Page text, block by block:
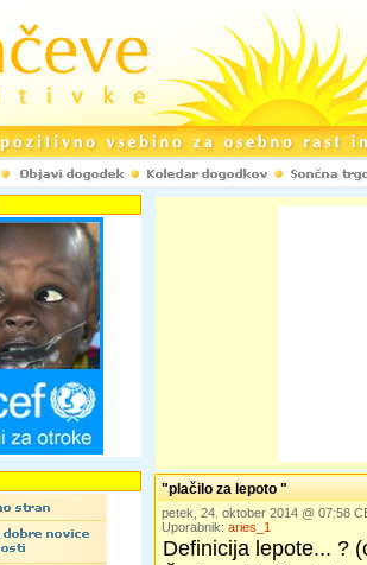
"plačilo za lepoto "
petek, 24. oktober 2014 @ 07:58
Uporabnik: aries_1
Definicija lepote... ?